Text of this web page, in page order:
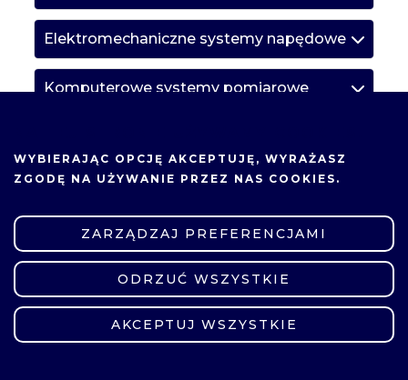
Elektromechaniczne systemy napędowe
Komputerowe systemy pomiarowe
Miernictwo wysokonapięciowe
Programowanie obiektowe
Projektowanie układów pomiarowo-
regulacyjnych
WYBIERAJĄC OPCJĘ AKCEPTUJĘ , WYRAŻASZ
ZGODĘ NA UŻYWANIE PRZEZ NAS COOKIES.
ZARZĄDZAJ PREFERENCJAMI
ODRZUĆ WSZYSTKIE
AKCEPTUJ WSZYSTKIE
ZMIEŃ USTAWIENIA